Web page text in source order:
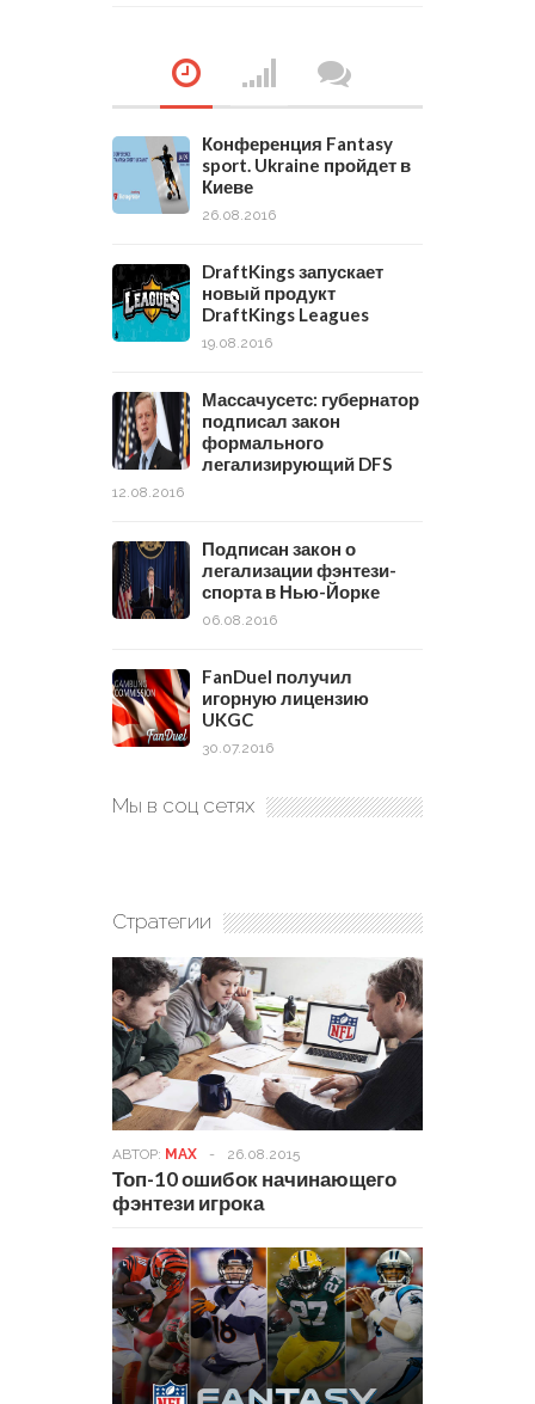
Конференция Fantasy
sport. Ukraine пройдет в
Киеве
26.08.2016
DraftKings запускает
новый продукт
DraftKings Leagues
19.08.2016
Массачусетс: губернатор
подписал закон
формального
легализирующий DFS
12.08.2016
Подписан закон о
легализации фэнтези-
спорта в Нью-Йорке
06.08.2016
FanDuel получил
игорную лицензию
UKGC
30.07.2016
Мы в соц сетях
Стратегии
АВТОР: MAX - 26.08.2015
Топ-10 ошибок начинающего
фэнтези игрока